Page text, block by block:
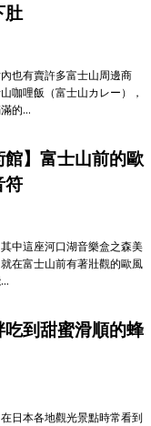
肚
也有賣許多富士山周邊商
咖哩飯（富士山カレー），
的…
館】富士山前的歐
符
中這座河口湖音樂盒之森美
在富士山前有著壯觀的歐風
吃到甜蜜滑順的蜂
日本各地觀光景點時常看到